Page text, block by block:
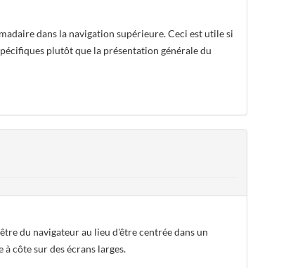
dans la navigation supérieure. Ceci est utile si
plutôt que la présentation générale du
du navigateur au lieu d'être centrée dans un
côte sur des écrans larges.